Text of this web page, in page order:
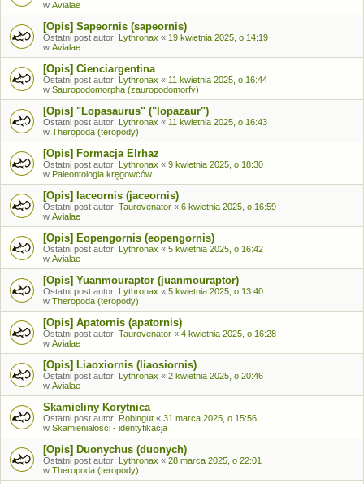
w Avialae
[Opis] Sapeornis (sapeornis)
Ostatni post autor: Lythronax « 19 kwietnia 2025, o 14:19
w Avialae
[Opis] Cienciargentina
Ostatni post autor: Lythronax « 11 kwietnia 2025, o 16:44
w Sauropodomorpha (zauropodomorfy)
[Opis] "Lopasaurus" ("lopazaur")
Ostatni post autor: Lythronax « 11 kwietnia 2025, o 16:43
w Theropoda (teropody)
[Opis] Formacja Elrhaz
Ostatni post autor: Lythronax « 9 kwietnia 2025, o 18:30
w Paleontologia kręgowców
[Opis] Iaceornis (jaceornis)
Ostatni post autor: Taurovenator « 6 kwietnia 2025, o 16:59
w Avialae
[Opis] Eopengornis (eopengornis)
Ostatni post autor: Lythronax « 5 kwietnia 2025, o 16:42
w Avialae
[Opis] Yuanmouraptor (juanmouraptor)
Ostatni post autor: Lythronax « 5 kwietnia 2025, o 13:40
w Theropoda (teropody)
[Opis] Apatornis (apatornis)
Ostatni post autor: Taurovenator « 4 kwietnia 2025, o 16:28
w Avialae
[Opis] Liaoxiornis (liaosiornis)
Ostatni post autor: Lythronax « 2 kwietnia 2025, o 20:46
w Avialae
Skamieliny Korytnica
Ostatni post autor: Robingut « 31 marca 2025, o 15:56
w Skamieniałości - identyfikacja
[Opis] Duonychus (duonych)
Ostatni post autor: Lythronax « 28 marca 2025, o 22:01
w Theropoda (teropody)